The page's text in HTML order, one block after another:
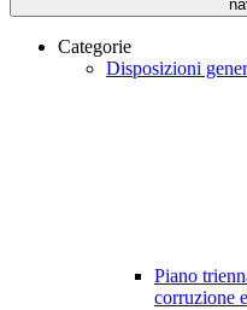
Categorie
Disposizioni
Piano
corruzione